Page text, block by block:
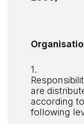
1.
are
according
following